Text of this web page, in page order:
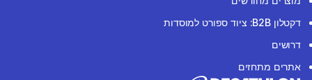
דקטלון B2B: ציוד ספורט למוסדות
דרושים
אתרים מתחזים